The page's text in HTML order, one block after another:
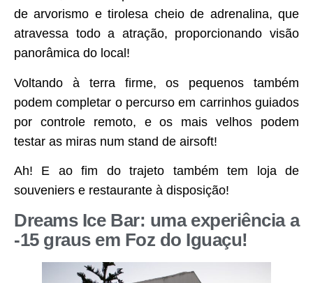
de arvorismo e tirolesa cheio de adrenalina, que
atravessa todo a atração, proporcionando visão
panorâmica do local!
Voltando à terra firme, os pequenos também
podem completar o percurso em carrinhos guiados
por controle remoto, e os mais velhos podem
testar as miras num stand de airsoft!
Ah! E ao fim do trajeto também tem loja de
souveniers e restaurante à disposição!
Dreams Ice Bar: uma experiência a
-15 graus em Foz do Iguaçu!